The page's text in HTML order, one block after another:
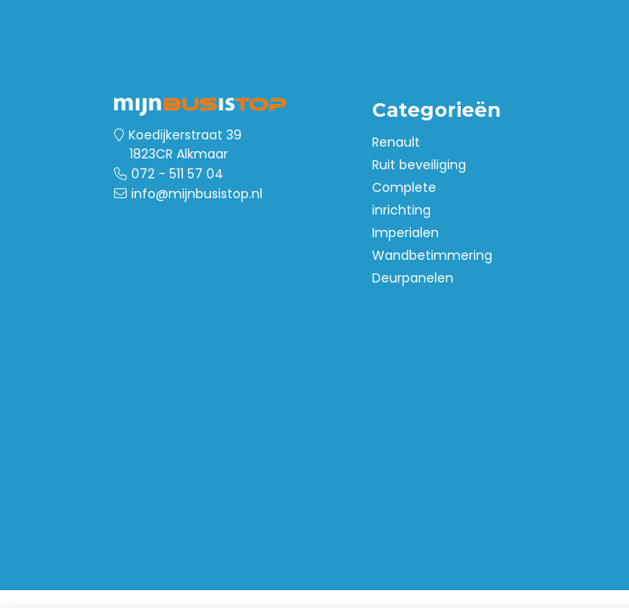
Koedijkerstraat 39
1823CR Alkmaar
072 - 511 57 04
info@mijnbusistop.nl
Categorieën
Renault
Ruit beveiliging
Complete
inrichting
Imperialen
Wandbetimmering
Deurpanelen